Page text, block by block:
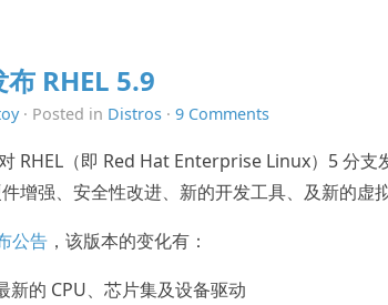
RHEL 5.9
· Posted in Distros· 9 Comments
RHEL（即 Red Hat Enterprise Linux）5 分支
增强、安全性改进、新的开发工具、及新的虚拟
公告，该版本的变化有：
新的 CPU、芯片集及设备驱动